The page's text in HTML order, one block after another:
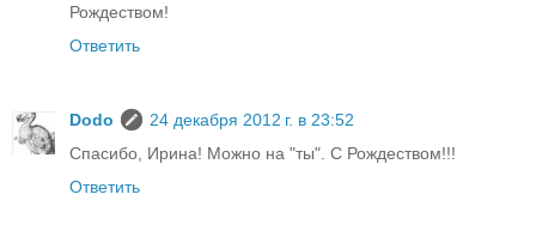
Рождеством!
Ответить
Dodo
24 декабря 2012 г. в 23:52
Спасибо, Ирина! Можно на "ты". С Рождеством!!!
Ответить